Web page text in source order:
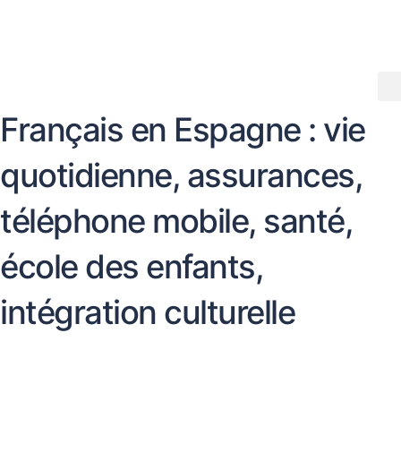
Français en Espagne : vie
quotidienne, assurances,
téléphone mobile, santé,
école des enfants,
intégration culturelle